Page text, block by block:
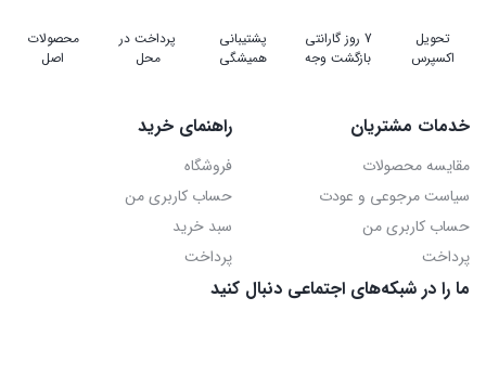
تحویل
اکسپرس
7 روز گارانتی
بازگشت وجه
پشتیبانی
همیشگی
پرداخت در
محل
محصولات
اصل
خدمات مشتریان
مقایسه محصولات
سیاست مرجوعی و عودت
حساب کاربری من
پرداخت
راهنمای خرید
فروشگاه
حساب کاربری من
سبد خرید
پرداخت
ما را در شبکه‌های اجتماعی دنبال کنید